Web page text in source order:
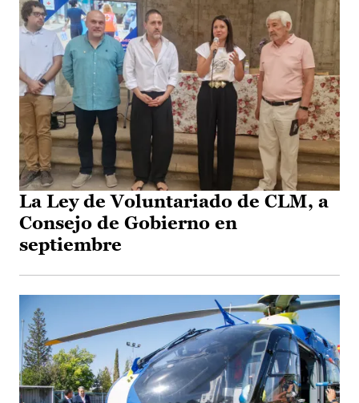
La Ley de Voluntariado de CLM, a
Consejo de Gobierno en
septiembre